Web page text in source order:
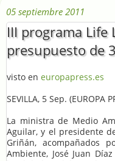
05 septiembre 2011
III programa Life
presupuesto de
visto en europapress.es
SEVILLA, 5 Sep. (EUROPA
La ministra de Medio
Aguilar, y el presidente
Griñán, acompañados
Ambiente, José Juan